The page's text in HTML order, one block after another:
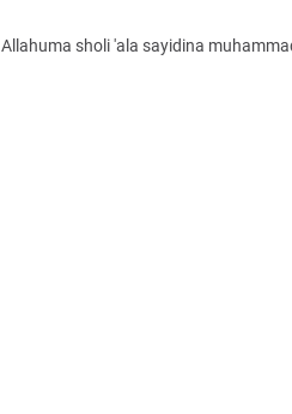
Allahuma sholi 'ala sayidina